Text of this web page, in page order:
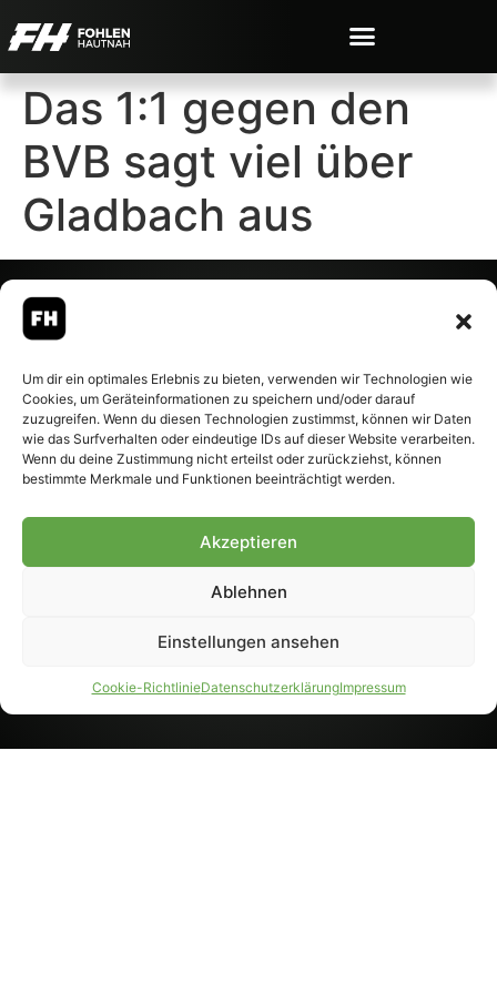
Um dir ein optimales Erlebnis zu bieten, verwenden wir Technologien wie
Cookies, um Geräteinformationen zu speichern und/oder darauf
zuzugreifen. Wenn du diesen Technologien zustimmst, können wir Daten
wie das Surfverhalten oder eindeutige IDs auf dieser Website verarbeiten.
Wenn du deine Zustimmung nicht erteilst oder zurückziehst, können
bestimmte Merkmale und Funktionen beeinträchtigt werden.
Akzeptieren
Ablehnen
Einstellungen ansehen
Cookie-RichtlinieDatenschutzerklärungImpressum
Das 1:1 gegen den
BVB sagt viel über
Gladbach aus
– Alle rechte vorbehalten.
Fohlen-Hautnah.de ist ein
offiziell eingetragenes Magazin
bei der Deutschen
Nationalbibliothek (ISSN 1868-
Weiterverarbeitung, auch
Genehmigung.
PARTNER WERDEN
AGB